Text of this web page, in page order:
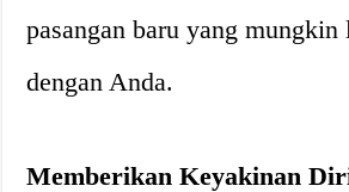
pasangan baru yang
dengan Anda.
Memberikan Keyakinan